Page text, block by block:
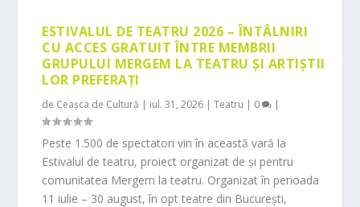
ESTIVALUL DE TEATRU 2026 – ÎNTÂLNIRI
CU ACCES GRATUIT ÎNTRE MEMBRII
GRUPULUI MERGEM LA TEATRU ȘI ARTIȘTII
LOR PREFERAȚI
de Ceașca de Cultură | iul. 31, 2026 |Teatru | 0 |
Peste 1.500 de spectatori vin în această vară la
Estivalul de teatru, proiect organizat de și pentru
comunitatea Mergem la teatru. Organizat în perioada
11 iulie – 30 august, în opt teatre din București,